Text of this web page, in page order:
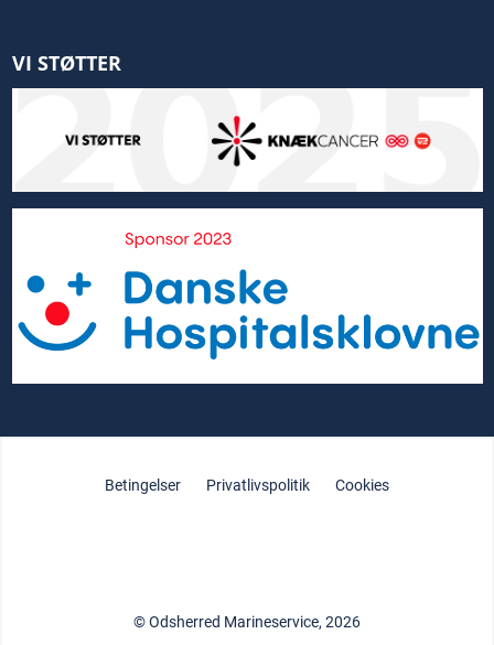
VI STØTTER
Betingelser Privatlivspolitik Cookies
© Odsherred Marineservice, 2026